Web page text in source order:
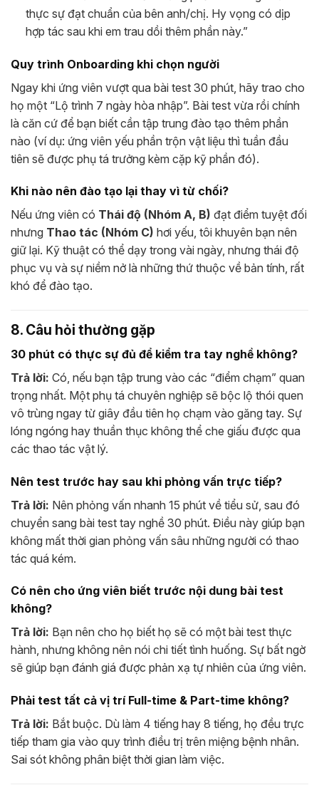
thực sự đạt chuẩn của bên anh/chị. Hy vọng có dịp
hợp tác sau khi em trau dồi thêm phần này.”
Quy trình Onboarding khi chọn người
Ngay khi ứng viên vượt qua bài test 30 phút, hãy trao cho
họ một “Lộ trình 7 ngày hòa nhập”. Bài test vừa rồi chính
là căn cứ để bạn biết cần tập trung đào tạo thêm phần
nào (ví dụ: ứng viên yếu phần trộn vật liệu thì tuần đầu
tiên sẽ được phụ tá trưởng kèm cặp kỹ phần đó).
Khi nào nên đào tạo lại thay vì từ chối?
Nếu ứng viên có Thái độ (Nhóm A, B) đạt điểm tuyệt đối
nhưng Thao tác (Nhóm C) hơi yếu, tôi khuyên bạn nên
giữ lại. Kỹ thuật có thể dạy trong vài ngày, nhưng thái độ
phục vụ và sự niềm nở là những thứ thuộc về bản tính, rất
khó để đào tạo.
8. Câu hỏi thường gặp
30 phút có thực sự đủ để kiểm tra tay nghề không?
Trả lời: Có, nếu bạn tập trung vào các “điểm chạm” quan
trọng nhất. Một phụ tá chuyên nghiệp sẽ bộc lộ thói quen
vô trùng ngay từ giây đầu tiên họ chạm vào găng tay. Sự
lóng ngóng hay thuần thục không thể che giấu được qua
các thao tác vật lý.
Nên test trước hay sau khi phỏng vấn trực tiếp?
Trả lời: Nên phỏng vấn nhanh 15 phút về tiểu sử, sau đó
chuyển sang bài test tay nghề 30 phút. Điều này giúp bạn
không mất thời gian phỏng vấn sâu những người có thao
tác quá kém.
Có nên cho ứng viên biết trước nội dung bài test
không?
Trả lời: Bạn nên cho họ biết họ sẽ có một bài test thực
hành, nhưng không nên nói chi tiết tình huống. Sự bất ngờ
sẽ giúp bạn đánh giá được phản xạ tự nhiên của ứng viên.
Phải test tất cả vị trí Full-time & Part-time không?
Trả lời: Bắt buộc. Dù làm 4 tiếng hay 8 tiếng, họ đều trực
tiếp tham gia vào quy trình điều trị trên miệng bệnh nhân.
Sai sót không phân biệt thời gian làm việc.